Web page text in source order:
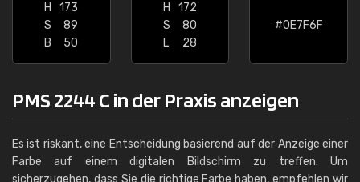
H
173
S
89
B
50
H
172
S
80
L
28
#0E7F6F
PMS 2244 C in der Praxis anzeigen
Es ist riskant, eine Entscheidung basierend auf der Anzeige einer
Farbe auf einem digitalen Bildschirm zu treffen. Um
sicherzugehen, dass Sie die richtige Farbe haben, empfehlen wir